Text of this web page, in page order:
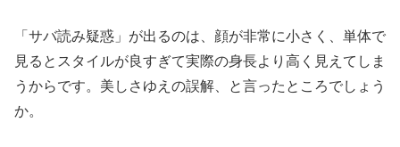
「サバ読み疑惑」が出るのは、顔が非常に小さく、単体で
見るとスタイルが良すぎて実際の身長より高く見えてしま
うからです。美しさゆえの誤解、と言ったところでしょう
か。